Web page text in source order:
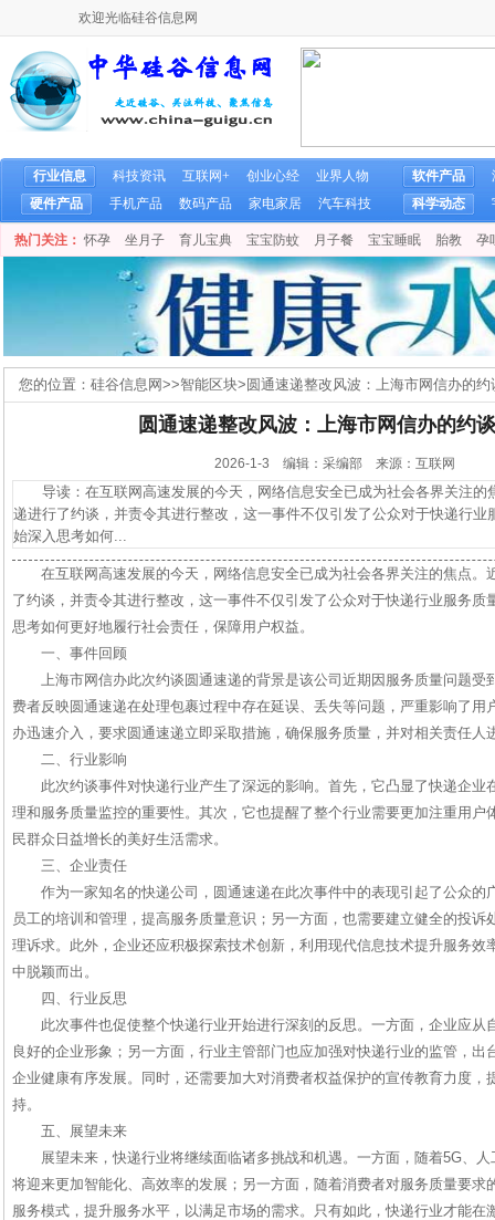
欢迎光临硅谷信息网
行业信息 科技资讯 互联网+ 创业心经
业界人物
硬件产品
手机产品 数码产品 家电家居 汽车科技
软件产品
科学动态
热门关注： 怀孕 坐月子 育儿宝典 宝宝防蚊 月子餐 宝宝睡眠 胎教 孕
您的位置： 硅谷信息网>>智能区块> 圆通速递整改风波：上海市网信办的
圆通速递整改风波：上海市网信办的约
2026-1-3 编辑：采编部 来源：互联网
导读：在互联网高速发展的今天，网络信息安全已成为社会各界关注的
递进行了约谈，并责令其进行整改，这一事件不仅引发了公众对于快递行
始深入思考如何...
在互联网高速发展的今天，网络信息安全已成为社会各界关注的焦点。
了约谈，并责令其进行整改，这一事件不仅引发了公众对于快递行业服务质
思考如何更好地履行社会责任，保障用户权益。
一、事件回顾
上海市网信办此次约谈圆通速递的背景是该公司近期因服务质量问题受
费者反映圆通速递在处理包裹过程中存在延误、丢失等问题，严重影响了用
办迅速介入，要求圆通速递立即采取措施，确保服务质量，并对相关责任人
二、行业影响
此次约谈事件对快递行业产生了深远的影响。首先，它凸显了快递企业
理和服务质量监控的重要性。其次，它也提醒了整个行业需要更加注重用户
民群众日益增长的美好生活需求。
三、企业责任
作为一家知名的快递公司，圆通速递在此次事件中的表现引起了公众的
员工的培训和管理，提高服务质量意识；另一方面，也需要建立健全的投诉
理诉求。此外，企业还应积极探索技术创新，利用现代信息技术提升服务效
中脱颖而出。
四、行业反思
此次事件也促使整个快递行业开始进行深刻的反思。一方面，企业应从
良好的企业形象；另一方面，行业主管部门也应加强对快递行业的监管，出
企业健康有序发展。同时，还需要加大对消费者权益保护的宣传教育力度，
持。
五、展望未来
展望未来，快递行业将继续面临诸多挑战和机遇。一方面，随着5G、
将迎来更加智能化、高效率的发展；另一方面，随着消费者对服务质量要求
服务模式，提升服务水平，以满足市场的需求。只有如此，快递行业才能在